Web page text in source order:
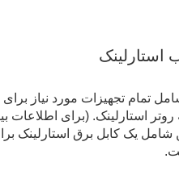
تمام تجهیزات مورد نیاز برای
روتر استارلینک. (برای اطلاعات
.